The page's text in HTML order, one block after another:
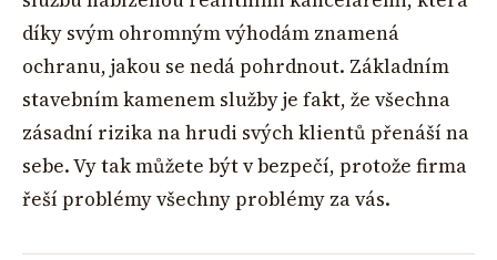
díky svým ohromným výhodám znamená
ochranu, jakou se nedá pohrdnout. Základním
stavebním kamenem služby je fakt, že všechna
zásadní rizika na hrudi svých klientů přenáší na
sebe. Vy tak můžete být v bezpečí, protože firma
řeší problémy všechny problémy za vás.